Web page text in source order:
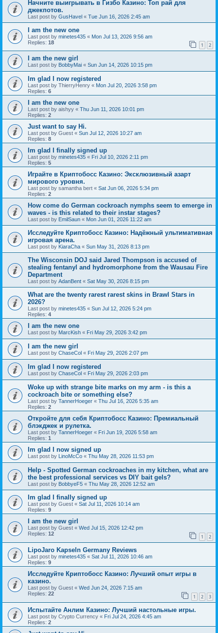
Начните выигрывать в Гизбо Казино: Топ рай для
джекпотов.
Last post by GusHavel « Tue Jun 16, 2026 2:45 am
I am the new one
Last post by minetes435 « Mon Jul 13, 2026 9:56 am
Replies: 18 1 2
I am the new girl
Last post by BobbyMai « Sun Jun 14, 2026 10:15 pm
Im glad I now registered
Last post by ThierryHenry « Mon Jul 20, 2026 3:58 pm
Replies: 6
I am the new one
Last post by aishyy « Thu Jun 11, 2026 10:01 pm
Replies: 2
Just want to say Hi.
Last post by Guest « Sun Jul 12, 2026 10:27 am
Replies: 8
Im glad I finally signed up
Last post by minetes435 « Fri Jul 10, 2026 2:11 pm
Replies: 5
Играйте в Криптобосс Казино: Эксклюзивный азарт
мирового уровня.
Last post by samantha bert « Sat Jun 06, 2026 5:34 pm
Replies: 2
How come do German cockroach nymphs seem to emerge in
waves - is this related to their instar stages?
Last post by EmilSaun « Mon Jun 01, 2026 11:22 am
Исследуйте Криптобосс Казино: Надёжный ультимативная
игровая арена.
Last post by KiaraCha « Sun May 31, 2026 8:13 pm
The Wisconsin DOJ said Jared Thompson is accused of
stealing fentanyl and hydromorphone from the Wausau Fire
Department
Last post by AdanBent « Sat May 30, 2026 8:15 pm
What are the twenty rarest rarest skins in Brawl Stars in
2026?
Last post by minetes435 « Sun Jul 12, 2026 5:24 pm
Replies: 4
I am the new one
Last post by MarcKish « Fri May 29, 2026 3:42 pm
I am the new girl
Last post by ChaseCol « Fri May 29, 2026 2:07 pm
Im glad I now registered
Last post by ChaseCol « Fri May 29, 2026 2:03 pm
Woke up with strange bite marks on my arm - is this a
cockroach bite or something else?
Last post by TannerHoeger « Thu Jul 16, 2026 5:35 am
Replies: 2
Откройте для себя Криптобосс Казино: Премиальный
блэкджек и рулетка.
Last post by TannerHoeger « Fri Jun 19, 2026 5:58 am
Replies: 1
Im glad I now signed up
Last post by LinoMcCo « Thu May 28, 2026 11:53 pm
Help - Spotted German cockroaches in my kitchen, what are
the best professional services vs DIY bait gels?
Last post by BobbyeF5 « Thu May 28, 2026 12:52 am
Im glad I finally signed up
Last post by Guest « Sat Jul 11, 2026 10:14 am
Replies: 9
I am the new girl
Last post by Guest « Wed Jul 15, 2026 12:42 pm
Replies: 12 1 2
LipoJaro Kapseln Germany Reviews
Last post by minetes435 « Sat Jul 11, 2026 10:46 am
Replies: 9
Исследуйте Криптобосс Казино: Лучший опыт игры в
казино.
Last post by Guest « Wed Jun 24, 2026 7:15 am
Replies: 22 1 2 3
Испытайте Анлим Казино: Лучший настольные игры.
Last post by Crypto Currency « Fri Jul 24, 2026 4:45 am
Replies: 2